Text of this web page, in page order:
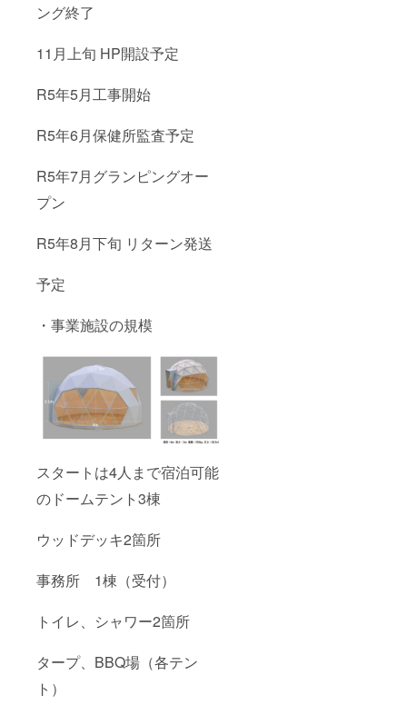
ング終了
11月上旬 HP開設予定
R5年5月工事開始
R5年6月保健所監査予定
R5年7月グランピングオー
プン
R5年8月下旬 リターン発送
予定
・事業施設の規模
スタートは4人まで宿泊可能
のドームテント3棟
ウッドデッキ2箇所
事務所 1棟（受付）
トイレ、シャワー2箇所
タープ、BBQ場（各テン
ト）